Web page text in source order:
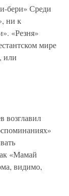
бери» Среди
ни к
«Резня»
мире
или
возглавил
«Мамай
видимо,